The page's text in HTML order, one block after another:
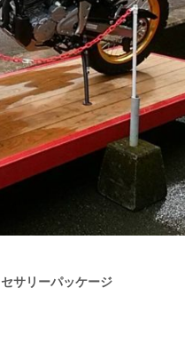
サリーパッケージ